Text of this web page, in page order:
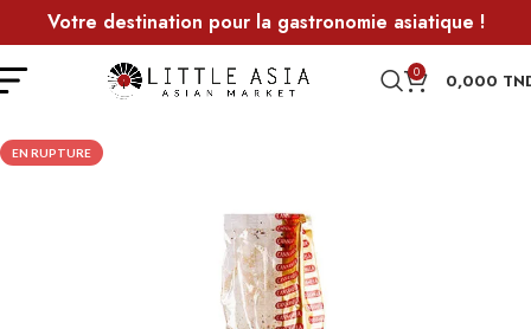
Votre destination pour la gastronomie asiatique !
0 0,000
EN RUPTURE